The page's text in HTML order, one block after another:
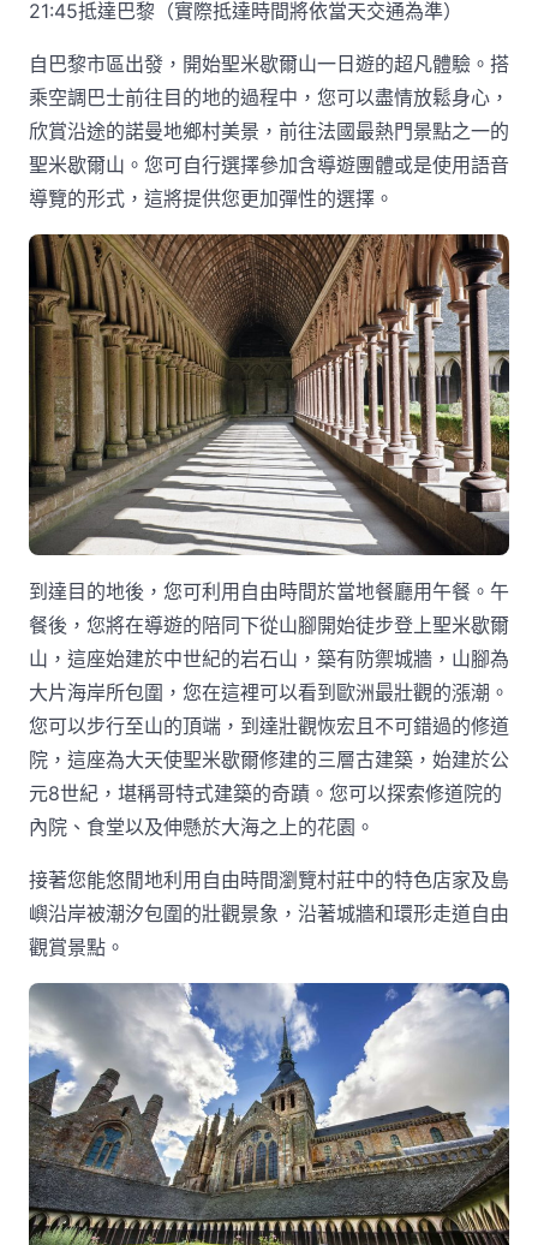
21:45抵達巴黎（實際抵達時間將依當天交通為準）
自巴黎市區出發，開始聖米歇爾山一日遊的超凡體驗。搭
乘空調巴士前往目的地的過程中，您可以盡情放鬆身心，
欣賞沿途的諾曼地鄉村美景，前往法國最熱門景點之一的
聖米歇爾山。您可自行選擇參加含導遊團體或是使用語音
導覽的形式，這將提供您更加彈性的選擇。
到達目的地後，您可利用自由時間於當地餐廳用午餐。午
餐後，您將在導遊的陪同下從山腳開始徒步登上聖米歇爾
山，這座始建於中世紀的岩石山，築有防禦城牆，山腳為
大片海岸所包圍，您在這裡可以看到歐洲最壯觀的漲潮。
您可以步行至山的頂端，到達壯觀恢宏且不可錯過的修道
院，這座為大天使聖米歇爾修建的三層古建築，始建於公
元8世紀，堪稱哥特式建築的奇蹟。您可以探索修道院的
內院、食堂以及伸懸於大海之上的花園。
接著您能悠閒地利用自由時間瀏覽村莊中的特色店家及島
嶼沿岸被潮汐包圍的壯觀景象，沿著城牆和環形走道自由
觀賞景點。